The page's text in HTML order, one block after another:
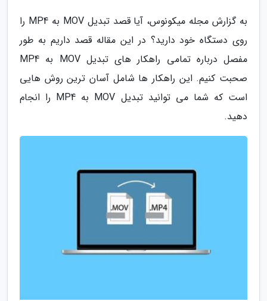
به گزارش مجله میکونوس، آیا قصد تبدیل MOV به MP4 را
روی دستگاه خود دارید؟ در این مقاله قصد داریم به طور
مفصل درباره تمامی راهکار های تبدیل MOV به MP4
صحبت کنیم. این راهکار ها شامل آسان ترین روش هایی
است که شما می توانید تبدیل MOV به MP4 را انجام
دهید.